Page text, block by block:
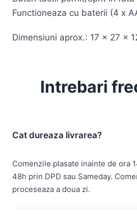
Functioneaza cu baterii (4 x
Dimensiuni aprox.: 17 x 27 x
Intrebari
Cat dureaza livrarea?
Comenzile plasate inainte de ora
48h prin DPD sau Sameday.
proceseaza a doua zi.